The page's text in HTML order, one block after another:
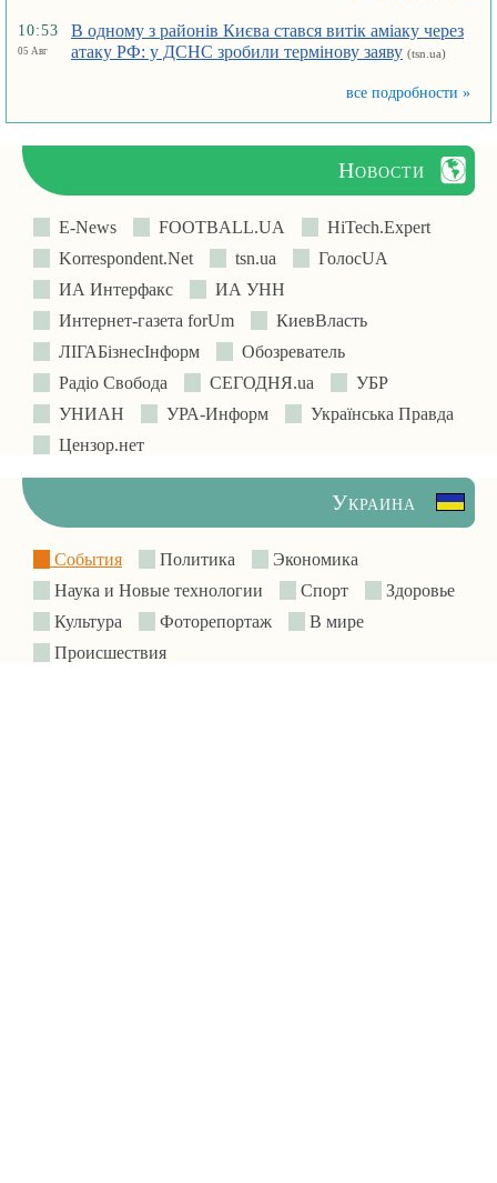
10:53
05 Авг
В одному з районів Києва стався витік аміаку через
атаку РФ: у ДСНС зробили термінову заяву (tsn.ua)
все подробности »
Новости
E-News FOOTBALL.UA
HiTech.Expert
Korrespondent.Net
tsn.ua
ГолосUA
ИА Интерфакс
ИА УНН
Интернет-газета forUm
КиевВласть
ЛIГАБiзнесIнформ
Обозреватель
Радіо Свобода
СЕГОДНЯ.ua
УБР
УНИАН
УРА-Информ
Українська Правда
Цензор.нет
Украина
События Политика
Экономика
Наука и Новые технологии
Спорт
Здоровье
Культура
Фоторепортаж
В мире
Происшествия